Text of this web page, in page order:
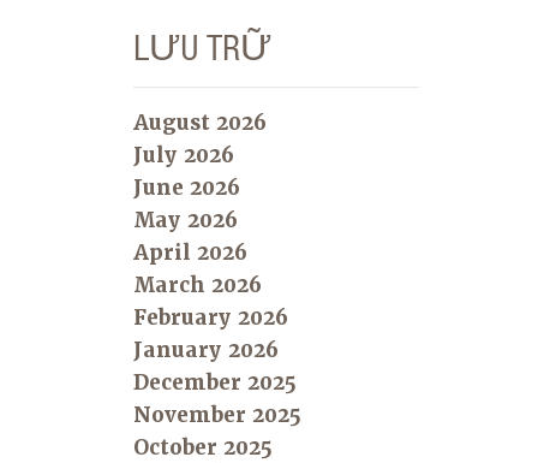
LƯU TRỮ
August 2026
July 2026
June 2026
May 2026
April 2026
March 2026
February 2026
January 2026
December 2025
November 2025
October 2025